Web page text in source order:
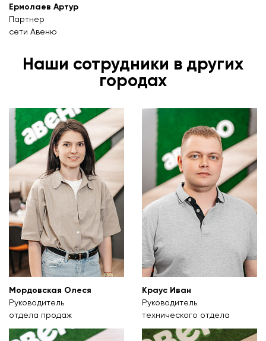
Ермолаев Артур
Партнер
сети Авеню
Наши сотрудники в других
городах
Мордовская Олеся
Руководитель
отдела продаж
Краус Иван
Руководитель
технического отдела